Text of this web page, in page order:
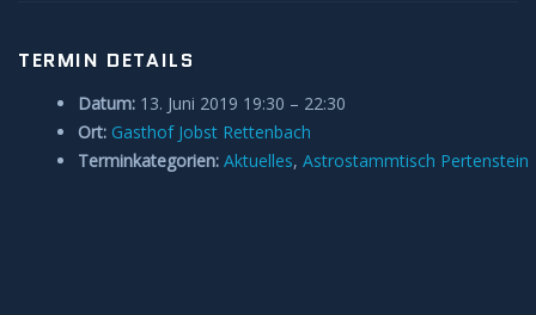
TERMIN DETAILS
Datum: 13. Juni 2019 19:30 – 22:30
Ort: Gasthof Jobst Rettenbach
Terminkategorien: Aktuelles, Astrostammtisch Pertenstein